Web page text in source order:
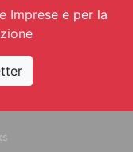
Imprese e per la